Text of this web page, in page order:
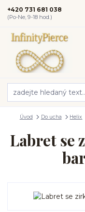
+420 731 681 038
(Po-Ne, 9-18 hod.)
Úvod Do ucha Helix
Labret se